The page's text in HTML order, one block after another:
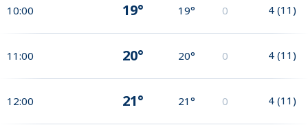
10:00 19° 19° 0 4 (11)
11:00 20° 20° 0 4 (11)
12:00 21° 21° 0 4 (11)